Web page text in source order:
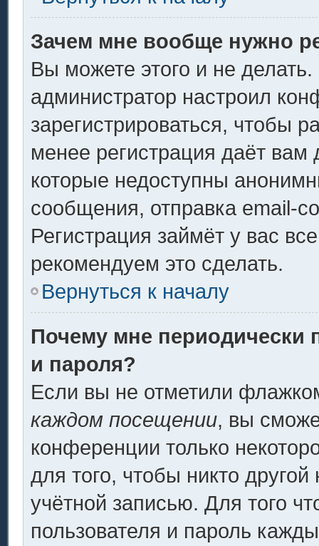
Зачем мне вообще нужно
Вы можете этого и не делать.
администратор настроил
зарегистрироваться, чтобы
менее регистрация даёт
которые недоступны
сообщения, отправка email-
Регистрация займёт у вас
рекомендуем это сделать.
Вернуться к началу
Почему мне периодически
и пароля?
Если вы не отметили
каждом посещении, вы
конференции только
для того, чтобы никто
учётной записью. Для того
пользователя и пароль